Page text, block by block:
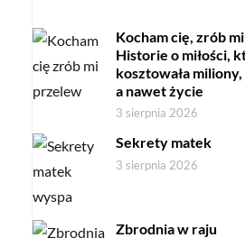
Kocham cię, zrób
Historie o miłości,
kosztowała
a nawet życie
3 sierpnia 2026
Sekrety matek
3 sierpnia 2026
Zbrodnia w raju